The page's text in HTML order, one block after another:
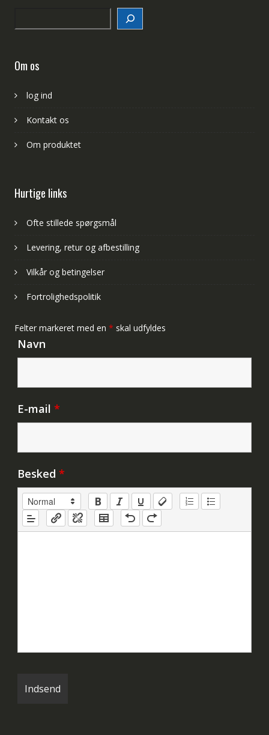
Om os
log ind
Kontakt os
Om produktet
Hurtige links
Ofte stillede spørgsmål
Levering, retur og afbestilling
Vilkår og betingelser
Fortrolighedspolitik
Felter markeret med en * skal udfyldes
Navn
E-mail *
Besked *